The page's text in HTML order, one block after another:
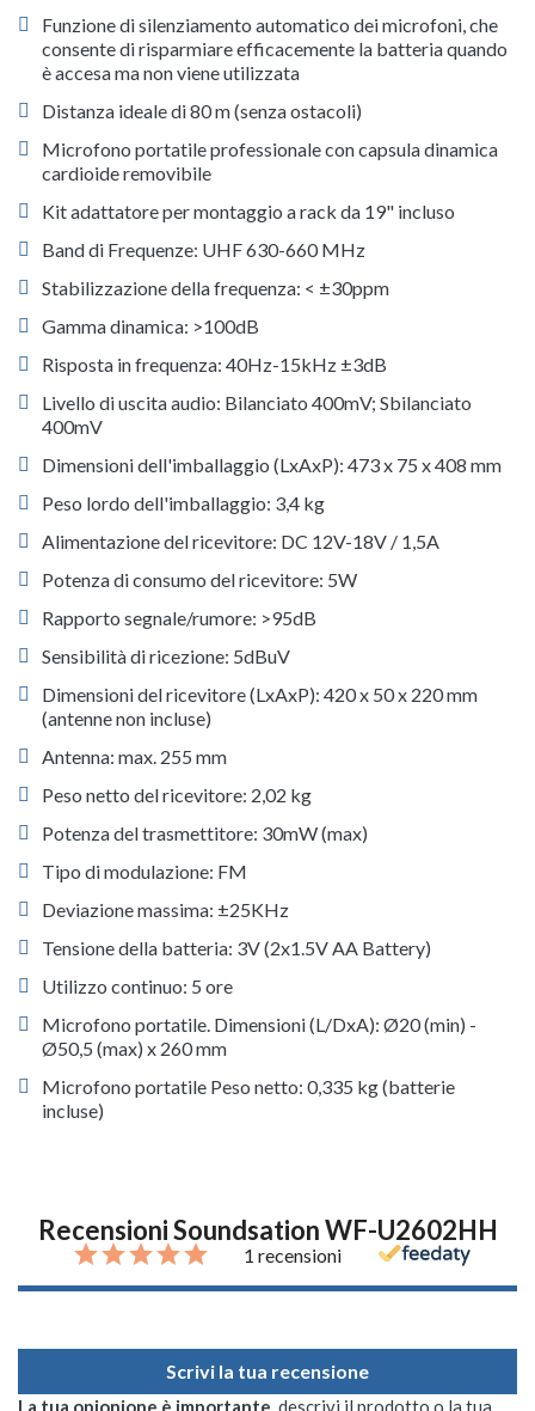
Funzione di silenziamento automatico dei microfoni, che
consente di risparmiare efficacemente la batteria quando
è accesa ma non viene utilizzata
Distanza ideale di 80 m (senza ostacoli)
Microfono portatile professionale con capsula dinamica
cardioide removibile
Kit adattatore per montaggio a rack da 19" incluso
Band di Frequenze: UHF 630-660 MHz
Stabilizzazione della frequenza: < ±30ppm
Gamma dinamica: >100dB
Risposta in frequenza: 40Hz-15kHz ±3dB
Livello di uscita audio: Bilanciato 400mV; Sbilanciato
400mV
Dimensioni dell'imballaggio (LxAxP): 473 x 75 x 408 mm
Peso lordo dell'imballaggio: 3,4 kg
Alimentazione del ricevitore: DC 12V-18V / 1,5A
Potenza di consumo del ricevitore: 5W
Rapporto segnale/rumore: >95dB
Sensibilità di ricezione: 5dBuV
Dimensioni del ricevitore (LxAxP): 420 x 50 x 220 mm
(antenne non incluse)
Antenna: max. 255 mm
Peso netto del ricevitore: 2,02 kg
Potenza del trasmettitore: 30mW (max)
Tipo di modulazione: FM
Deviazione massima: ±25KHz
Tensione della batteria: 3V (2x1.5V AA Battery)
Utilizzo continuo: 5 ore
Microfono portatile. Dimensioni (L/DxA): Ø20 (min) -
Ø50,5 (max) x 260 mm
Microfono portatile Peso netto: 0,335 kg (batterie
incluse)
Recensioni Soundsation WF-U2602HH
1 recensioni
Scrivi la tua recensione
La tua opionione è importante , descrivi il prodotto o la tua